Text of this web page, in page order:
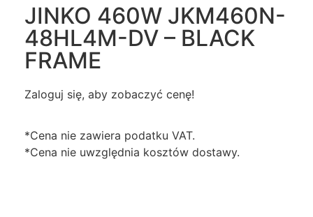
JINKO 460W JKM460N-
48HL4M-DV – BLACK
FRAME
Zaloguj się, aby zobaczyć cenę!
*Cena nie zawiera podatku VAT.
*Cena nie uwzględnia kosztów dostawy.